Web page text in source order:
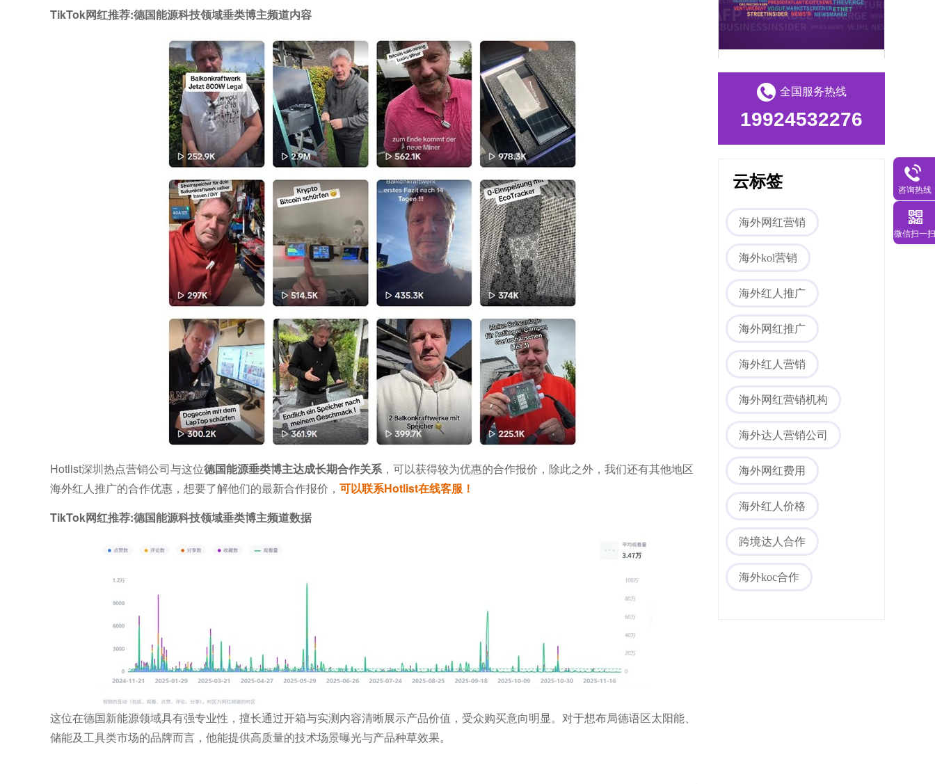
TikTok网红推荐:德国能源科技领域垂类博主频道内容
Hotlist深圳热点营销公司与这位德国能源垂类博主达成长期合作关系，可以获得较为优惠的合作报价，除此之外，我们还有其他地区
海外红人推广的合作优惠，想要了解他们的最新合作报价， 可以联系Hotlist在线客服！
TikTok网红推荐:德国能源科技领域垂类博主频道数据
这位在德国新能源领域具有强专业性，擅长通过开箱与实测内容清晰展示产品价值，受众购买意向明显。对于想布局德语区太阳能、
储能及工具类市场的品牌而言，他能提供高质量的技术场景曝光与产品种草效果。
海外媒体PR/博客
海外网红营销
全国服务热线
19924532276
云标签
海外网红营销
海外kol营销
海外红人推广
海外网红推广
海外红人营销
海外网红营销机构
海外达人营销公司
海外网红费用
海外红人价格
跨境达人合作
海外koc合作
咨询热线
微信扫一扫